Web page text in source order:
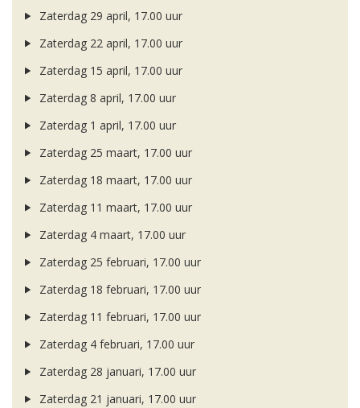
Zaterdag 29 april, 17.00 uur
Zaterdag 22 april, 17.00 uur
Zaterdag 15 april, 17.00 uur
Zaterdag 8 april, 17.00 uur
Zaterdag 1 april, 17.00 uur
Zaterdag 25 maart, 17.00 uur
Zaterdag 18 maart, 17.00 uur
Zaterdag 11 maart, 17.00 uur
Zaterdag 4 maart, 17.00 uur
Zaterdag 25 februari, 17.00 uur
Zaterdag 18 februari, 17.00 uur
Zaterdag 11 februari, 17.00 uur
Zaterdag 4 februari, 17.00 uur
Zaterdag 28 januari, 17.00 uur
Zaterdag 21 januari, 17.00 uur